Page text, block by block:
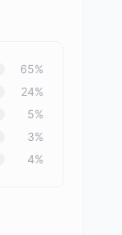
65%
24%
5%
3%
4%